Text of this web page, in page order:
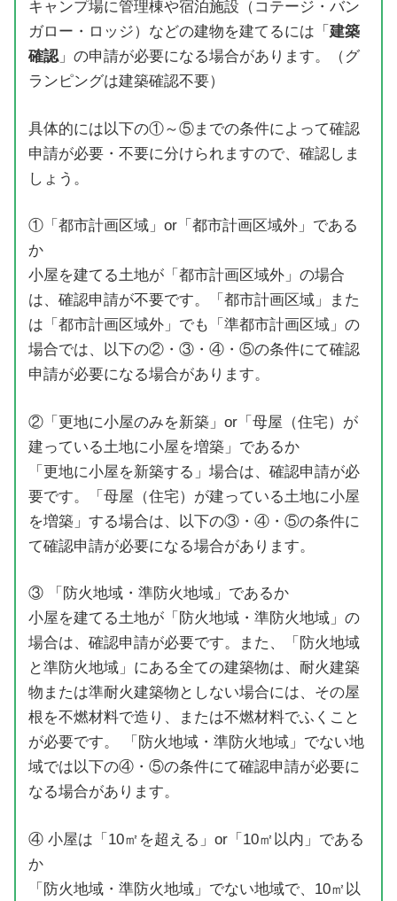
キャンプ場に管理棟や宿泊施設（コテージ・バン
ガロー・ロッジ）などの建物を建てるには「 建築
確認」の申請が必要になる場合があります。（グ
ランピングは建築確認不要）
具体的には以下の①～⑤までの条件によって確認
申請が必要・不要に分けられますので、確認しま
しょう。
①「都市計画区域」or「都市計画区域外」である
か
小屋を建てる土地が「都市計画区域外」の場合
は、確認申請が不要です。「都市計画区域」また
は「都市計画区域外」でも「準都市計画区域」の
場合では、以下の②・③・④・⑤の条件にて確認
申請が必要になる場合があります。
②「更地に小屋のみを新築」or「母屋（住宅）が
建っている土地に小屋を増築」であるか
「更地に小屋を新築する」場合は、確認申請が必
要です。「母屋（住宅）が建っている土地に小屋
を増築」する場合は、以下の③・④・⑤の条件に
て確認申請が必要になる場合があります。
③ 「防火地域・準防火地域」であるか
小屋を建てる土地が「防火地域・準防火地域」の
場合は、確認申請が必要です。また、「防火地域
と準防火地域」にある全ての建築物は、耐火建築
物または準耐火建築物としない場合には、その屋
根を不燃材料で造り、または不燃材料でふくこと
が必要です。 「防火地域・準防火地域」でない地
域では以下の④・⑤の条件にて確認申請が必要に
なる場合があります。
④ 小屋は「10㎡を超える」or「10㎡以内」である
か
「防火地域・準防火地域」でない地域で、10㎡以